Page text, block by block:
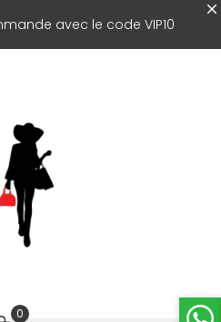
avec le code VIP10
0